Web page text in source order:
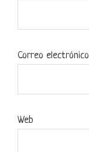
Correo electrónico
Web